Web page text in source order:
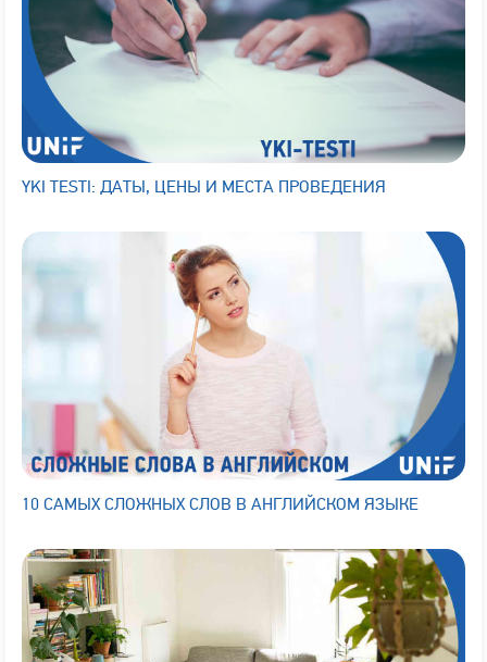
YKI TESTI: ДАТЫ, ЦЕНЫ И МЕСТА ПРОВЕДЕНИЯ
10 САМЫХ СЛОЖНЫХ СЛОВ В АНГЛИЙСКОМ ЯЗЫКЕ